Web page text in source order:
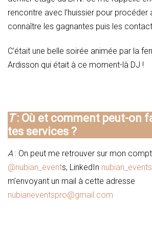
rencontre avec l’huissier pour procéder
connaître les gagnantes puis les
C’était une belle soirée animée par la
Ardisson qui était à ce moment-là DJ !
T: Où et comment peut-on
tes services ?
A : On peut me retrouver sur mon
@nubian_events, LinkedIn nubian_events
m’envoyant un mail à cette adresse
nubianeventspro@gmail.com